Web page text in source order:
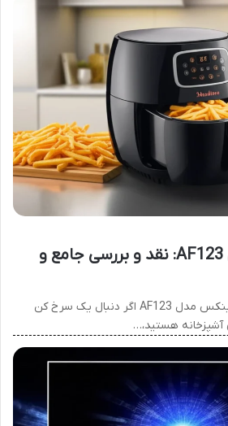
سرخ کن مولینکس AF123: نقد و بررسی جامع و
نقد و بررسی سرخ کن مولینکس مدل AF123 اگر دنبال یک سرخ کن
هستید،…